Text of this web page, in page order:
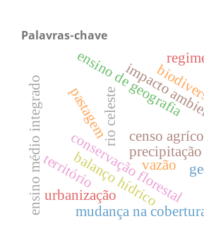
Palavras-chave
conservação florestal
impacto
censo
mudança na
rio celeste
precipitação
vazão
balanço hídrico
território
ensino de geografia
ensino médio integrado pastagem
urbanização